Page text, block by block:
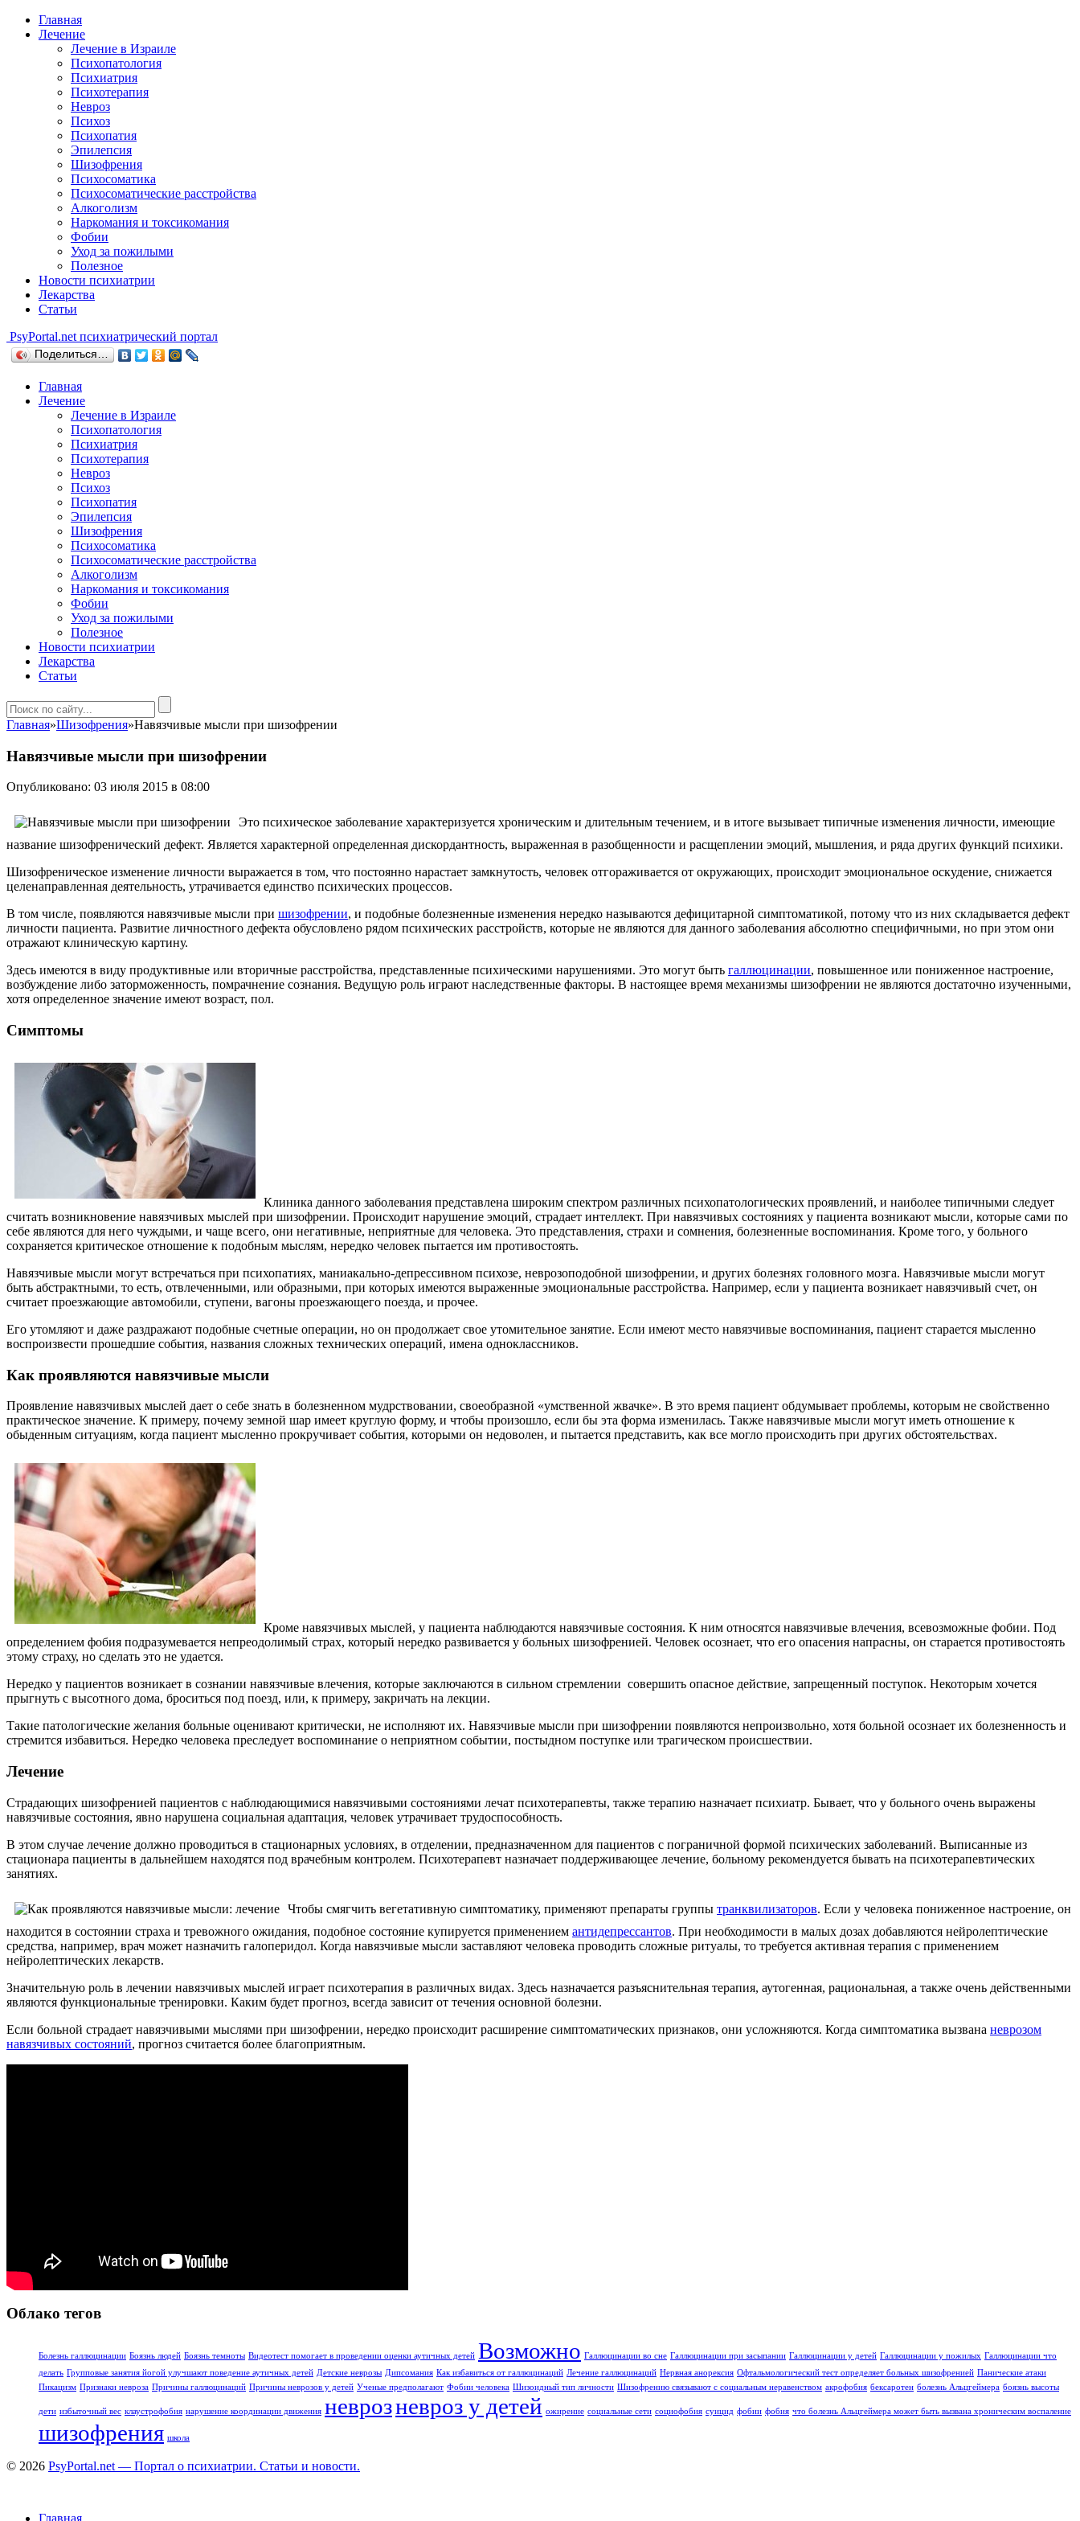
Главная
Лечение
Лечение в Израиле
Психопатология
Психиатрия
Психотерапия
Невроз
Психоз
Психопатия
Эпилепсия
Шизофрения
Психосоматика
Психосоматические расстройства
Алкоголизм
Наркомания и токсикомания
Фобии
Уход за пожилыми
Полезное
Новости психиатрии
Лекарства
Статьи
PsyPortal.net психиатрический портал
Поделиться…
Главная
Лечение
Лечение в Израиле
Психопатология
Психиатрия
Психотерапия
Невроз
Психоз
Психопатия
Эпилепсия
Шизофрения
Психосоматика
Психосоматические расстройства
Алкоголизм
Наркомания и токсикомания
Фобии
Уход за пожилыми
Полезное
Новости психиатрии
Лекарства
Статьи
Главная»Шизофрения»Навязчивые мысли при шизофрении
Навязчивые мысли при шизофрении
Опубликовано: 03 июля 2015 в 08:00
Это психическое заболевание характеризуется хроническим и длительным течением, и в итоге вызывает типичные изменения личности, имеющие
название шизофренический дефект. Является характерной определенная дискордантность, выраженная в разобщенности и расщеплении эмоций, мышления, и ряда других функций психики.
Шизофреническое изменение личности выражается в том, что постоянно нарастает замкнутость, человек отгораживается от окружающих, происходит эмоциональное оскудение, снижается
целенаправленная деятельность, утрачивается единство психических процессов.
В том числе, появляются навязчивые мысли при шизофрении, и подобные болезненные изменения нередко называются дефицитарной симптоматикой, потому что из них складывается дефект
личности пациента. Развитие личностного дефекта обусловлено рядом психических расстройств, которые не являются для данного заболевания абсолютно специфичными, но при этом они
отражают клиническую картину.
Здесь имеются в виду продуктивные или вторичные расстройства, представленные психическими нарушениями. Это могут быть галлюцинации, повышенное или пониженное настроение,
возбуждение либо заторможенность, помрачнение сознания. Ведущую роль играют наследственные факторы. В настоящее время механизмы шизофрении не являются достаточно изученными,
хотя определенное значение имеют возраст, пол.
Симптомы
Клиника данного заболевания представлена широким спектром различных психопатологических проявлений, и наиболее типичными следует
считать возникновение навязчивых мыслей при шизофрении. Происходит нарушение эмоций, страдает интеллект. При навязчивых состояниях у пациента возникают мысли, которые сами по
себе являются для него чуждыми, и чаще всего, они негативные, неприятные для человека. Это представления, страхи и сомнения, болезненные воспоминания. Кроме того, у больного
сохраняется критическое отношение к подобным мыслям, нередко человек пытается им противостоять.
Навязчивые мысли могут встречаться при психопатиях, маниакально-депрессивном психозе, неврозоподобной шизофрении, и других болезнях головного мозга. Навязчивые мысли могут
быть абстрактными, то есть, отвлеченными, или образными, при которых имеются выраженные эмоциональные расстройства. Например, если у пациента возникает навязчивый счет, он
считает проезжающие автомобили, ступени, вагоны проезжающего поезда, и прочее.
Его утомляют и даже раздражают подобные счетные операции, но он продолжает свое утомительное занятие. Если имеют место навязчивые воспоминания, пациент старается мысленно
воспроизвести прошедшие события, названия сложных технических операций, имена одноклассников.
Как проявляются навязчивые мысли
Проявление навязчивых мыслей дает о себе знать в болезненном мудрствовании, своеобразной «умственной жвачке». В это время пациент обдумывает проблемы, которым не свойственно
практическое значение. К примеру, почему земной шар имеет круглую форму, и чтобы произошло, если бы эта форма изменилась. Также навязчивые мысли могут иметь отношение к
обыденным ситуациям, когда пациент мысленно прокручивает события, которыми он недоволен, и пытается представить, как все могло происходить при других обстоятельствах.
Кроме навязчивых мыслей, у пациента наблюдаются навязчивые состояния. К ним относятся навязчивые влечения, всевозможные фобии. Под
определением фобия подразумевается непреодолимый страх, который нередко развивается у больных шизофренией. Человек осознает, что его опасения напрасны, он старается противостоять
этому страху, но сделать это не удается.
Нередко у пациентов возникает в сознании навязчивые влечения, которые заключаются в сильном стремлении совершить опасное действие, запрещенный поступок. Некоторым хочется
прыгнуть с высотного дома, броситься под поезд, или, к примеру, закричать на лекции.
Такие патологические желания больные оценивают критически, не исполняют их. Навязчивые мысли при шизофрении появляются непроизвольно, хотя больной осознает их болезненность и
стремится избавиться. Нередко человека преследует воспоминание о неприятном событии, постыдном поступке или трагическом происшествии.
Лечение
Страдающих шизофренией пациентов с наблюдающимися навязчивыми состояниями лечат психотерапевты, также терапию назначает психиатр. Бывает, что у больного очень выражены
навязчивые состояния, явно нарушена социальная адаптация, человек утрачивает трудоспособность.
В этом случае лечение должно проводиться в стационарных условиях, в отделении, предназначенном для пациентов с пограничной формой психических заболеваний. Выписанные из
стационара пациенты в дальнейшем находятся под врачебным контролем. Психотерапевт назначает поддерживающее лечение, больному рекомендуется бывать на психотерапевтических
занятиях.
Чтобы смягчить вегетативную симптоматику, применяют препараты группы транквилизаторов. Если у человека пониженное настроение, он
находится в состоянии страха и тревожного ожидания, подобное состояние купируется применением антидепрессантов. При необходимости в малых дозах добавляются нейролептические
средства, например, врач может назначить галоперидол. Когда навязчивые мысли заставляют человека проводить сложные ритуалы, то требуется активная терапия с применением
нейролептических лекарств.
Значительную роль в лечении навязчивых мыслей играет психотерапия в различных видах. Здесь назначается разъяснительная терапия, аутогенная, рациональная, а также очень действенными
являются функциональные тренировки. Каким будет прогноз, всегда зависит от течения основной болезни.
Если больной страдает навязчивыми мыслями при шизофрении, нередко происходит расширение симптоматических признаков, они усложняются. Когда симптоматика вызвана неврозом
навязчивых состояний, прогноз считается более благоприятным.
Облако тегов
Болезнь галлюцинации Боязнь людей Боязнь темноты Видеотест помогает в проведении оценки аутичных детей Возможно Галлюцинации во сне Галлюцинации при засыпании Галлюцинации у детей Галлюцинации у пожилых Галлюцинации что
делать Групповые занятия йогой улучшают поведение аутичных детей Детские неврозы Дипсомания Как избавиться от галлюцинаций Лечение галлюцинаций Нервная анорексия Офтальмологический тест определяет больных шизофренией Панические атаки
Пикацизм Признаки невроза Причины галлюцинаций Причины неврозов у детей Ученые предполагают Фобии человека Шизоидный тип личности Шизофрению связывают с социальным неравенством акрофобия бексаротен болезнь Альцгеймера боязнь высоты
дети избыточный вес клаустрофобия нарушение координации движения неврозневроз у детей ожирение социальные сети социофобия суицид фобии фобия что болезнь Альцгеймера может быть вызвана хроническим воспаление
шизофрения школа
© 2026 PsyPortal.net — Портал о психиатрии. Статьи и новости.